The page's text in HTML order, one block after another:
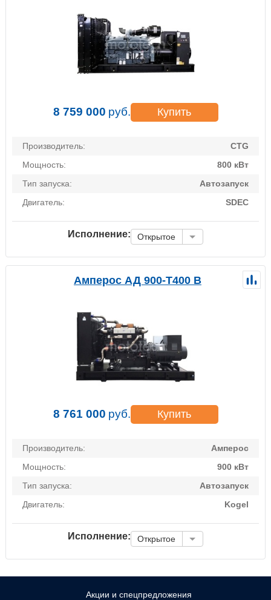
8 759 000 руб. Купить
Производитель:
CTG
Мощность:
800 кВт
Тип запуска:
Автозапуск
Двигатель:
SDEC
Исполнение: Открытое
Амперос АД 900-Т400 B
8 761 000 руб. Купить
Производитель:
Амперос
Мощность:
900 кВт
Тип запуска:
Автозапуск
Двигатель:
Kogel
Исполнение: Открытое
Акции и спецпредложения